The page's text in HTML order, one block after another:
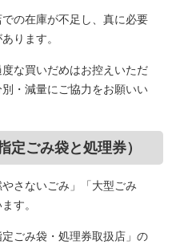
の在庫が不足し、真に必要
ります。
な買いだめはお控えいただ
・減量にご協力をお願いい
定ごみ袋と処理券）
さないごみ」「大型ごみ
す。
ごみ袋・処理券取扱店」の